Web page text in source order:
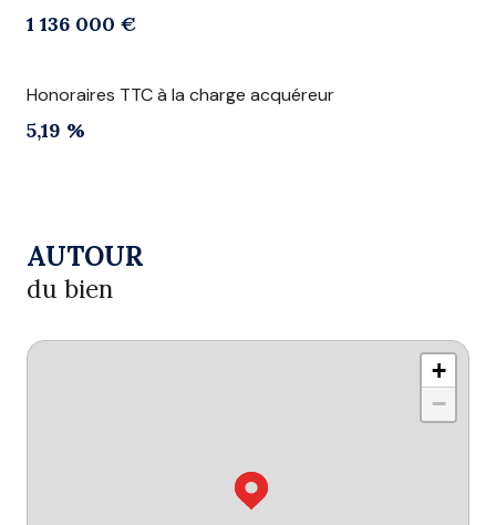
1 136 000 €
Honoraires TTC à la charge acquéreur
5,19 %
AUTOUR
du bien
+
−